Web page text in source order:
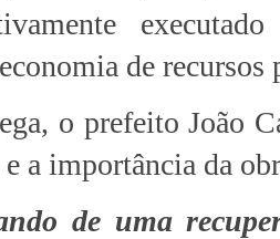
de recursos
o prefeito João
a importância da
de uma